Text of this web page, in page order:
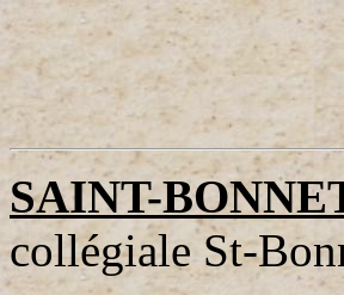
SAINT-
collégiale St-